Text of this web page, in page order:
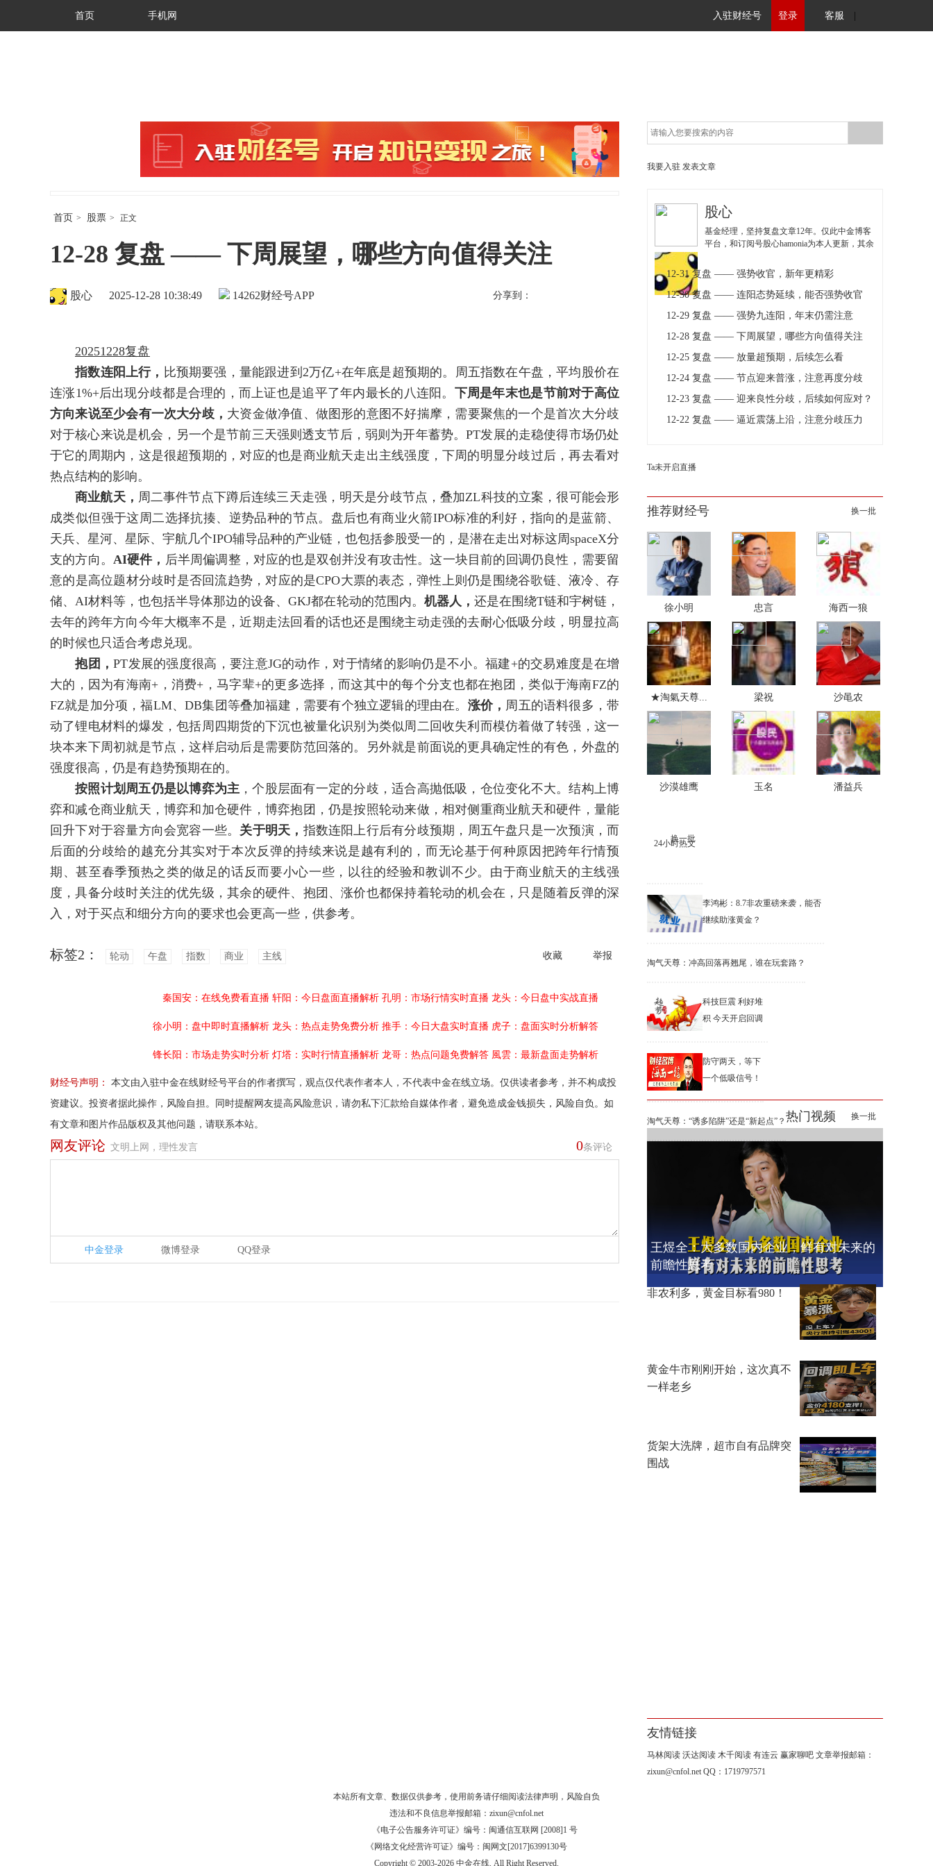
首页 手机网 入驻财经号 登录 客服
首页 > 股票 > 正文
12-28 复盘 —— 下周展望，哪些方向值得关注
财经号APP
股心 2025-12-28 10:38:49 14262 分享到：
20251228复盘
指数连阳上行， 比预期要强，量能跟进到2万亿+在年底是超预期的。周五指数在午盘，平均股价在
连涨1%+后出现分歧都是合理的，而上证也是追平了年内最长的八连阳。 下周是年末也是节前对于高位
方向来说至少会有一次大分歧， 大资金做净值、做图形的意图不好揣摩，需要聚焦的一个是首次大分歧
对于核心来说是机会，另一个是节前三天强则透支节后，弱则为开年蓄势。PT发展的走稳使得市场仍处
于它的周期内，这是很超预期的，对应的也是商业航天走出主线强度，下周的明显分歧过后，再去看对
热点结构的影响。
商业航天， 周二事件节点下蹲后连续三天走强，明天是分歧节点，叠加ZL科技的立案，很可能会形
成类似但强于这周二选择抗揍、逆势品种的节点。盘后也有商业火箭IPO标准的利好，指向的是蓝箭、
天兵、星河、星际、宇航几个IPO辅导品种的产业链，也包括参股受一的，是潜在走出对标这周spaceX分
支的方向。 AI硬件， 后半周偏调整，对应的也是双创并没有攻击性。这一块目前的回调仍良性，需要留
意的是高位题材分歧时是否回流趋势，对应的是CPO大票的表态，弹性上则仍是围绕谷歌链、液冷、存
储、AI材料等，也包括半导体那边的设备、GKJ都在轮动的范围内。 机器人， 还是在围绕T链和宇树链，
去年的跨年方向今年大概率不是，近期走法回看的话也还是围绕主动走强的去耐心低吸分歧，明显拉高
的时候也只适合考虑兑现。
抱团，PT发展的强度很高，要注意JG的动作，对于情绪的影响仍是不小。福建+的交易难度是在增
大的，因为有海南+，消费+，马字辈+的更多选择，而这其中的每个分支也都在抱团，类似于海南FZ的
FZ就是加分项，福LM、DB集团等叠加福建，需要有个独立逻辑的理由在。 涨价， 周五的语料很多，带
动了锂电材料的爆发，包括周四期货的下沉也被量化识别为类似周二回收失利而模仿着做了转强，这一
块本来下周初就是节点，这样启动后是需要防范回落的。另外就是前面说的更具确定性的有色，外盘的
强度很高，仍是有趋势预期在的。
按照计划周五仍是以博弈为主 ，个股层面有一定的分歧，适合高抛低吸，仓位变化不大。结构上博
弈和减仓商业航天，博弈和加仓硬件，博弈抱团，仍是按照轮动来做，相对侧重商业航天和硬件，量能
回升下对于容量方向会宽容一些。 关于明天， 指数连阳上行后有分歧预期，周五午盘只是一次预演，而
后面的分歧给的越充分其实对于本次反弹的持续来说是越有利的，而无论基于何种原因把跨年行情预
期、甚至春季预热之类的做足的话反而要小心一些，以往的经验和教训不少。由于商业航天的主线强
度，具备分歧时关注的优先级，其余的硬件、抱团、涨价也都保持着轮动的机会在，只是随着反弹的深
入，对于买点和细分方向的要求也会更高一些，供参考。
收藏 举报
标签2： 轮动 午盘 指数 商业 主线
秦国安：在线免费看直播 轩阳：今日盘面直播解析 孔明：市场行情实时直播 龙头：今日盘中实战直播
徐小明：盘中即时直播解析 龙头：热点走势免费分析 推手：今日大盘实时直播 虎子：盘面实时分析解答
锋长阳：市场走势实时分析 灯塔：实时行情直播解析 龙哥：热点问题免费解答 風雲：最新盘面走势解析
财经号声明：
本文由入驻中金在线财经号平台的作者撰写，观点仅代表作者本人，不代表中金在线立场。仅供读者参考，并不构成投
资建议。投资者据此操作，风险自担。同时提醒网友提高风险意识，请勿私下汇款给自媒体作者，避免造成金钱损失，风险自负。如
有文章和图片作品版权及其他问题，请联系本站。
0条评论
网友评论 文明上网，理性发言
中金登录 微博登录 QQ登录
我要入驻 发表文章
股心
基金经理，坚持复盘文章12年。仅此中金博客
平台，和订阅号股心hamonia为本人更新，其余
12-31 复盘 —— 强势收官，新年更精彩
12-30 复盘 —— 连阳态势延续，能否强势收官
12-29 复盘 —— 强势九连阳，年末仍需注意
12-28 复盘 —— 下周展望，哪些方向值得关注
12-25 复盘 —— 放量超预期，后续怎么看
12-24 复盘 —— 节点迎来普涨，注意再度分歧
12-23 复盘 —— 迎来良性分歧，后续如何应对？
12-22 复盘 —— 逼近震荡上沿，注意分歧压力
Ta未开启直播
推荐财经号 换一批
徐小明 忠言 海西一狼
★淘氣天尊... 梁祝 沙黾农
沙漠雄鹰 玉名 潘益兵
24小时热文
换一批
李鸿彬：8.7非农重磅来袭，能否
继续助涨黄金？
淘气天尊：冲高回落再翘尾，谁在玩套路？
科技巨震 利好堆
积 今天开启回调
防守两天，等下
一个低吸信号！
淘气天尊：“诱多陷阱”还是“新起点”？ 热门视频 换一批
王煜全：大多数国内企业，鲜有对未来的
前瞻性思考
非农利多，黄金目标看980！
黄金牛市刚刚开始，这次真不
一样老乡
货架大洗牌，超市自有品牌突
围战
友情链接
马林阅读 沃达阅读 木千阅读 有连云 赢家聊吧 文章举报邮箱：
zixun@cnfol.net QQ：1719797571
本站所有文章、数据仅供参考，使用前务请仔细阅读法律声明 ，风险自负
违法和不良信息举报邮箱： zixun@cnfol.net
《电子公告服务许可证》编号：闽通信互联网 [2008]1 号
《网络文化经营许可证》编号：闽网文[2017]6399130号
Copyright © 2003-2026 中金在线. All Right Reserved.